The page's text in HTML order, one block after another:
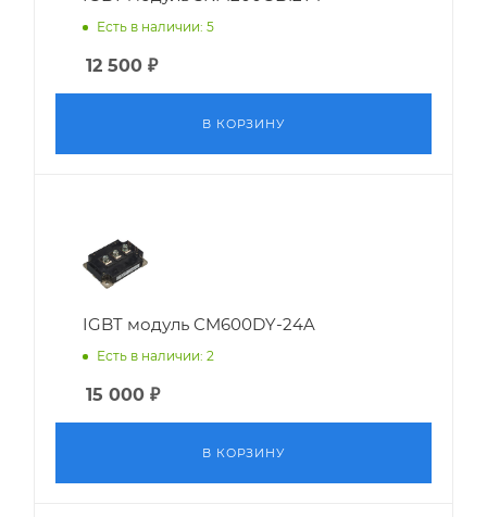
Есть в наличии: 5
12 500 ₽
В КОРЗИНУ
IGBT модуль CM600DY-24A
Есть в наличии: 2
15 000 ₽
В КОРЗИНУ